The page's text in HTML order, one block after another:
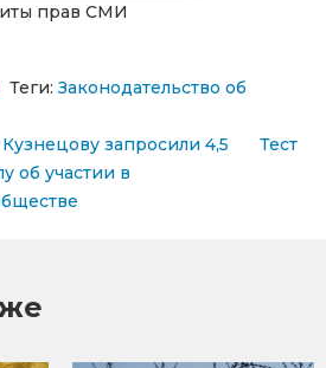
прав СМИ
Теги:Законодательство об
записямзапросили 4,5
об участии в
Тест